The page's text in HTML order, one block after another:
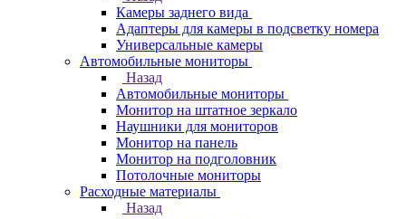
Камеры заднего вида
Адаптеры для камеры в подсветку номера
Универсальные камеры
Автомобильные мониторы
Назад
Автомобильные мониторы
Монитор на штатное зеркало
Наушники для мониторов
Монитор на панель
Монитор на подголовник
Потолочные мониторы
Расходные материалы
Назад